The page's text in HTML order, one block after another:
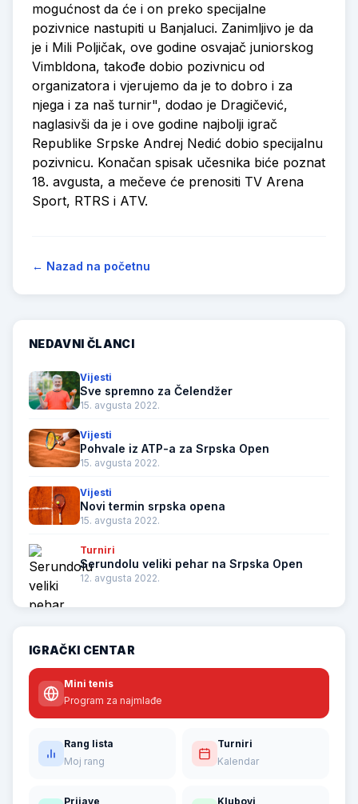
mogućnost da će i on preko specijalne
pozivnice nastupiti u Banjaluci. Zanimljivo je da
je i Mili Poljičak, ove godine osvajač juniorskog
Vimbldona, takođe dobio pozivnicu od
organizatora i vjerujemo da je to dobro i za
njega i za naš turnir", dodao je Dragičević,
naglasivši da je i ove godine najbolji igrač
Republike Srpske Andrej Nedić dobio specijalnu
pozivnicu. Konačan spisak učesnika biće poznat
18. avgusta, a mečeve će prenositi TV Arena
Sport, RTRS i ATV.
← Nazad na početnu
NEDAVNI ČLANCI
Vijesti
Sve spremno za Čelendžer
15. avgusta 2022.
Vijesti
Pohvale iz ATP-a za Srpska Open
15. avgusta 2022.
Vijesti
Novi termin srpska opena
15. avgusta 2022.
Turniri
Serundolu veliki pehar na Srpska Open
12. avgusta 2022.
IGRAČKI CENTAR
Mini tenis
Program za najmlađe
Rang lista
Moj rang
Turniri
Kalendar
Prijave Klubovi